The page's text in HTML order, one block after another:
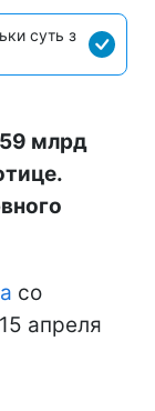
суть з
млрд
со
апреля